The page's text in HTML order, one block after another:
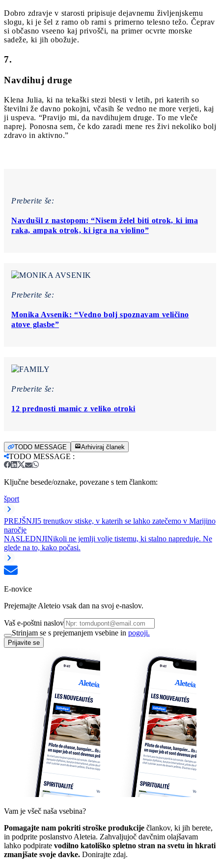
Dobro zdravje v starosti pripisuje dejavnemu življenjskemu
slogu, ki je šel z ramo ob rami s primerno telesno težo. Čeprav
si občasno vseeno kaj privošči, na primer ocvrte morske
sadeže, ki jih obožuje.
7.
Navdihuj druge
Klena Julia, ki na tekaški stezi blesti v letih, pri katerih so
številni že davno pokojni, včasih še vedno ne more verjeti, kaj
ji uspeva. “Pravijo mi, da navdihujem druge. To me vleče
naprej. Ponosna sem, če kdo zaradi mene res živi nekoliko bolj
zdravo in aktivno.”
Preberite še:
Navdušil z nastopom: “Nisem želel biti otrok, ki ima
raka, ampak otrok, ki igra na violino”
Preberite še:
Monika Avsenik: “Vedno bolj spoznavam veličino
atove glasbe”
Preberite še:
12 prednosti mamic z veliko otroki
TODO MESSAGE Arhiviraj članek
TODO MESSAGE :
Ključne besede/oznake, povezane s tem člankom:
šport
PREJŠNJI5 trenutkov stiske, v katerih se lahko zatečemo v Marijino
naročje
NASLEDNJINikoli ne jemlji volje tistemu, ki stalno napreduje. Ne
glede na to, kako počasi.
E-novice
Prejemajte Aleteio vsak dan na svoj e-naslov.
Vaš e-poštni naslov
Strinjam se s prejemanjem vsebine in pogoji.
Prijavite se
Vam je všeč naša vsebina?
Pomagajte nam pokriti stroške produkcije člankov, ki jih berete,
in podprite poslanstvo Aleteia. Zahvaljujoč davčnim olajšavam
lahko podpirate vodilno katoliško spletno stran na svetu in hkrati
zmanjšate svoje davke. Donirajte zdaj.